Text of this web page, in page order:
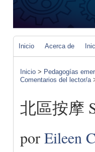
Inicio Acerca de
Inicio > Pedagogías
Comentarios del lector/a
北區按摩
por Eileen